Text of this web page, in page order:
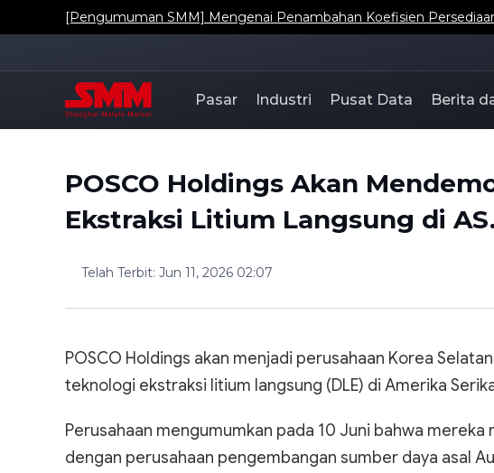
[Pengumuman SMM] Mengenai Penambahan Koefisien
Pasar Industri Pusat Data Berita
POSCO Holdings Akan
Ekstraksi Litium Langsung di AS.
Telah Terbit: Jun 11, 2026 02:07
POSCO Holdings akan menjadi perusahaan Korea
teknologi ekstraksi litium langsung (DLE) di Amerika
Perusahaan mengumumkan pada 10 Juni bahwa
dengan perusahaan pengembangan sumber daya asal